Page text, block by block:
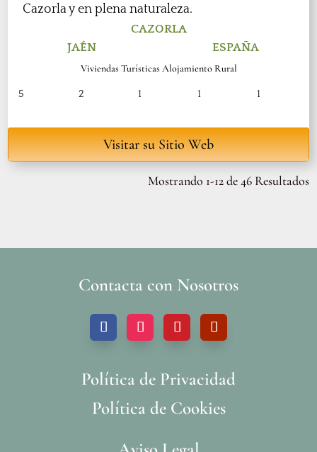
Cazorla y en plena naturaleza.
CAZORLA
JAÉN
ESPAÑA
Viviendas Turísticas Alojamiento Rural
5 2 1 1 1
Visitar su Sitio Web
Mostrando 1-12 de 46 Resultados
Contacta con Nosotros
Política de Privacidad
Política de Cookies